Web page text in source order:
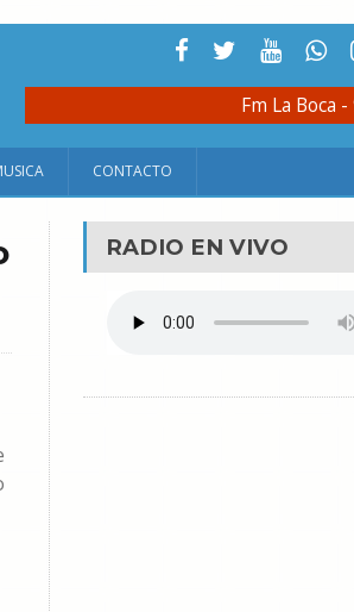
Fm La Boca
CONTACTO
RADIO EN VIVO